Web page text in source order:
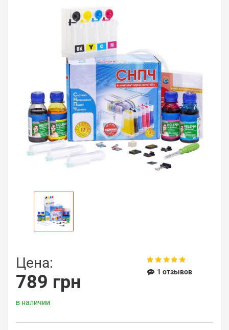
Цена:
789 грн
в наличии
1 отзывов